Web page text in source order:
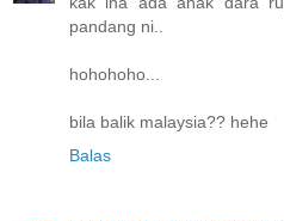
pandang ni..
hohohoho...
bila balik malaysia?? hehe
Balas